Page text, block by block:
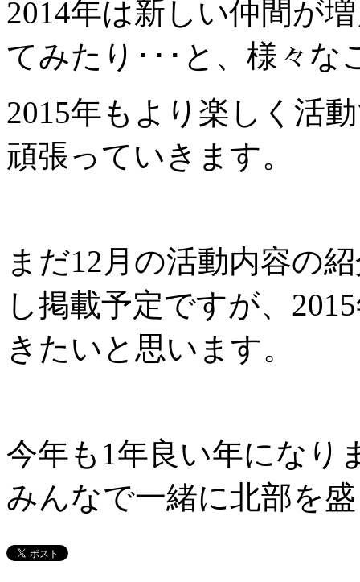
2014年は新しい仲間が
てみたり･･･と、様々な
2015年もより楽しく活
頑張っていきます。
まだ12月の活動内容の
し掲載予定ですが、
きたいと思います。
今年も1年良い年になり
みんなで一緒に北部を